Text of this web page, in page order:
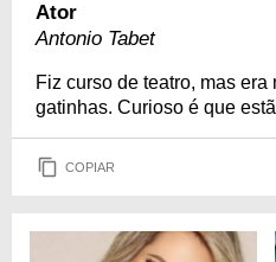
Ator
Antonio Tabet
Fiz curso de teatro, mas era
gatinhas. Curioso é que
COPIAR